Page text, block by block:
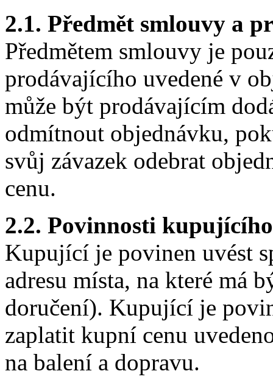
2.1. Předmět smlouvy a
Předmětem smlouvy je
prodávajícího uvedené v
může být prodávajícím
odmítnout objednávku,
svůj závazek odebrat
cenu.
2.2. Povinnosti kupujícího
Kupující je povinen uvést
adresu místa, na které má
doručení). Kupující je
zaplatit kupní cenu
na balení a dopravu.